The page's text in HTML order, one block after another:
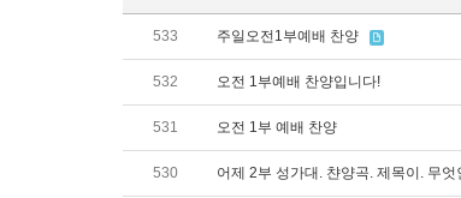
533 주일오전1부예배 찬양
532 오전 1부예배 찬양입니다!
531 오전 1부 예배 찬양
530 어제 2부 성가대. 챤양곡. 제목이. 무엇